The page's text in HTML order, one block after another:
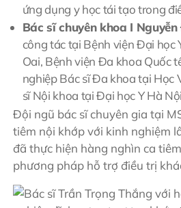
ứng dụng y học tái tạo trong
Bác sĩ chuyên khoa I
công tác tại Bệnh viện Đại học
Oai, Bệnh viện Đa khoa Quốc
nghiệp Bác sĩ Đa khoa tại Học
sĩ Nội khoa tại Đại học Y Hà
Đội ngũ bác sĩ chuyên gia tại
tiêm nội khớp với kinh nghiệm
đã thực hiện hàng nghìn ca
phương pháp hỗ trợ điều trị